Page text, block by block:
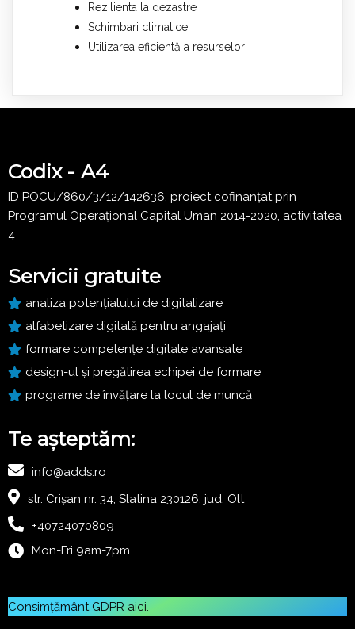
Rezilienta la dezastre
Schimbari climatice
Utilizarea eficientă a resurselor
Codix - A4
ID POCU/860/3/12/142636, proiect cofinanțat prin
Programul Operațional Capital Uman 2014-2020, activitatea
4
Servicii gratuite
analiza potențialului de digitalizare
alfabetizare digitală pentru angajați
formare competențe digitale avansate
design-ul și pregătirea echipei de formare
programe de învățare la locul de muncă
Te așteptăm:
info@adds.ro
str. Crișan nr. 34, Slatina 230126, jud. Olt
+40724070809
Mon-Fri 9am-7pm
Consimțământ GDPR aici.